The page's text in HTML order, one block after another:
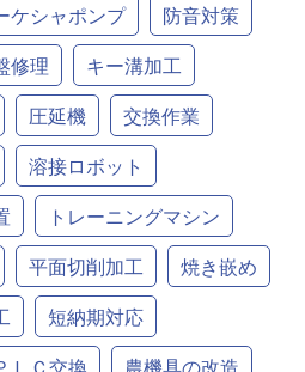
ケシャポンプ
防音対策
修理
キー溝加工
圧延機
交換作業
溶接ロボット
トレーニングマシン
平面切削加工
焼き嵌め
短納期対応